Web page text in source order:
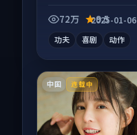
喜。72万 9.5
2025-01-06
功夫 喜剧 动作
中国 连载中